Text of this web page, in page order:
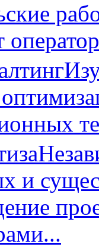
и